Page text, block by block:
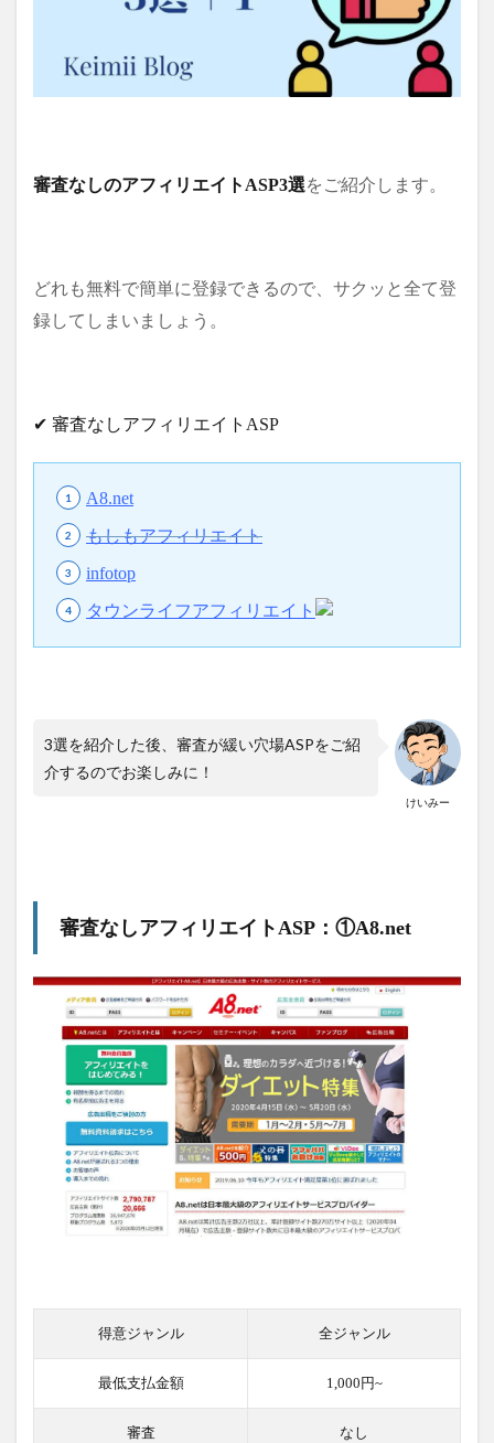
審査なしのアフィリエイトASP3選をご紹介します。
どれも無料で簡単に登録できるので、サクッと全て登
録してしまいましょう。
✔ 審査なしアフィリエイトASP
A8.net
もしもアフィリエイト
infotop
タウンライフアフィリエイト
けいみー
3選を紹介した後、審査が緩い穴場ASPをご紹
介するのでお楽しみに！
審査なしアフィリエイトASP：①A8.net
得意ジャンル 全ジャンル
最低支払金額 1,000円~
審査 なし